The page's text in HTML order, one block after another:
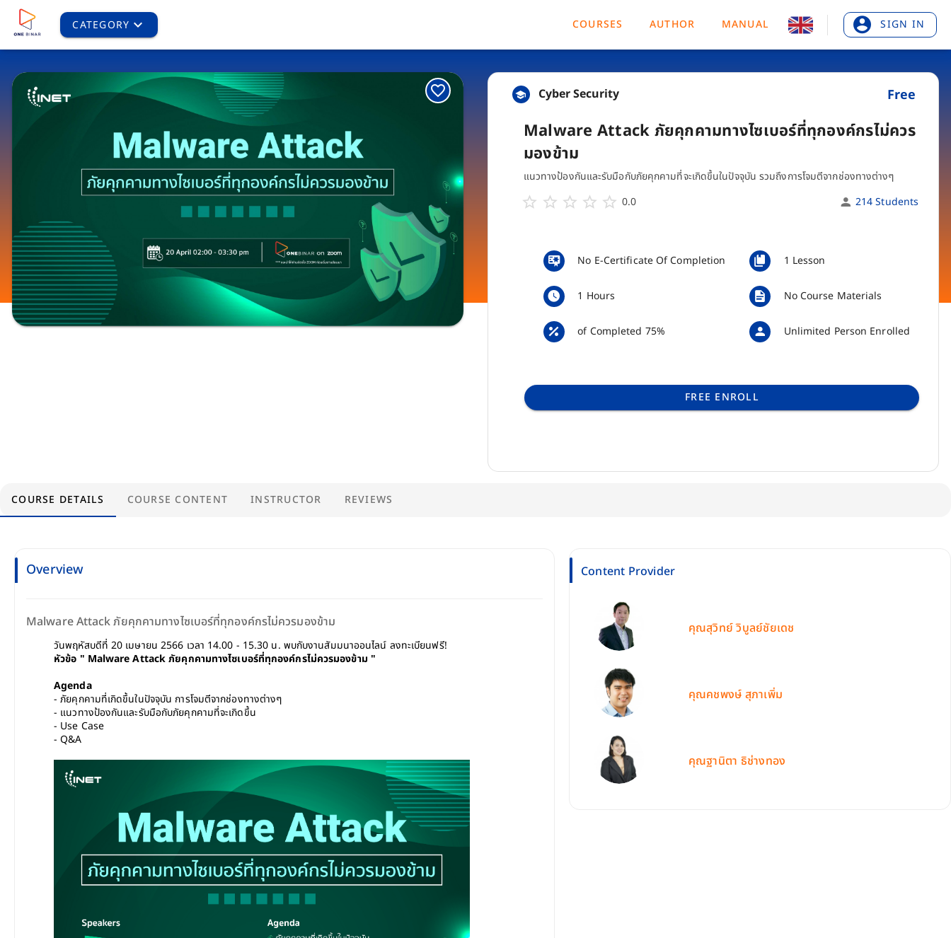
CATEGORY COURSES AUTHOR MANUAL SIGN IN
Cyber Security Free
Malware Attack ภัยคุกคามทางไซเบอร์ที่ทุกองค์กรไม่ควร
มองข้าม
แนวทางป้องกันและรับมือกับภัยคุกคามที่จะเกิดขึ้นในปัจจุบัน รวมถึงการโจมตีจากช่องทางต่างๆ
0.0
214 Students
No E-Certificate Of Completion
1 Hours
of Completed 75%
1 Lesson
No Course Materials
Unlimited Person Enrolled
FREE ENROLL
COURSE DETAILS COURSE CONTENT INSTRUCTOR REVIEWS
Overview
Malware Attack ภัยคุกคามทางไซเบอร์ที่ทุกองค์กรไม่ควรมองข้าม
วันพฤหัสบดีที่ 20 เมษายน 2566 เวลา 14.00 - 15.30 น. พบกับงานสัมมนาออนไลน์ ลงทะเบียนฟรี!
หัวข้อ " Malware Attack ภัยคุกคามทางไซเบอร์ที่ทุกองค์กรไม่ควรมองข้าม "
Agenda
- ภัยคุกคามที่เกิดขึ้นในปัจจุบัน การโจมตีจากช่องทางต่างๆ
- แนวทางป้องกันและรับมือกับภัยคุกคามที่จะเกิดขึ้น
- Use Case
- Q&A
Content Provider
คุณสุวิทย์ วิบูลย์ชัยเดช
คุณคชพงษ์ สุภาเพิ่ม
คุณฐานิตา ธิช่างทอง